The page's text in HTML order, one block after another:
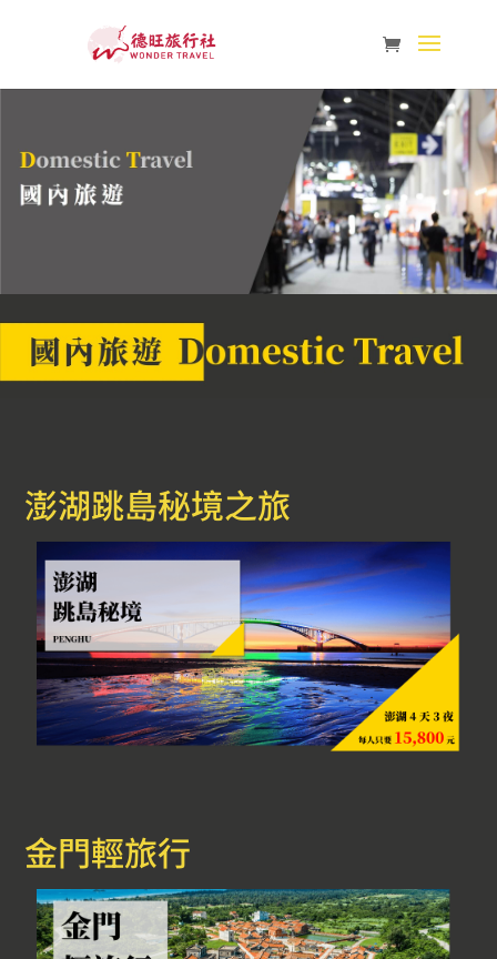
澎湖跳島秘境之旅
金門輕旅行